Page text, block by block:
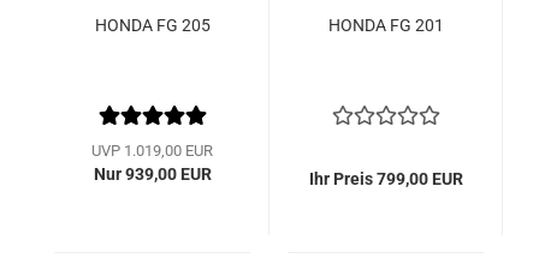
HONDA FG 205
UVP 1.019,00 EUR
Nur 939,00 EUR
HONDA FG 201
Ihr Preis 799,00 EUR